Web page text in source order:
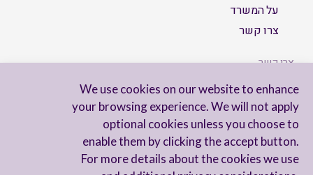
We use cookies on our website to enhance
your browsing experience. We will not apply
optional cookies unless you choose to
enable them by clicking the accept button.
For more details about the cookies we use
על המשרד
צרו קשר
צרו קשר
הישארו מעודכנים